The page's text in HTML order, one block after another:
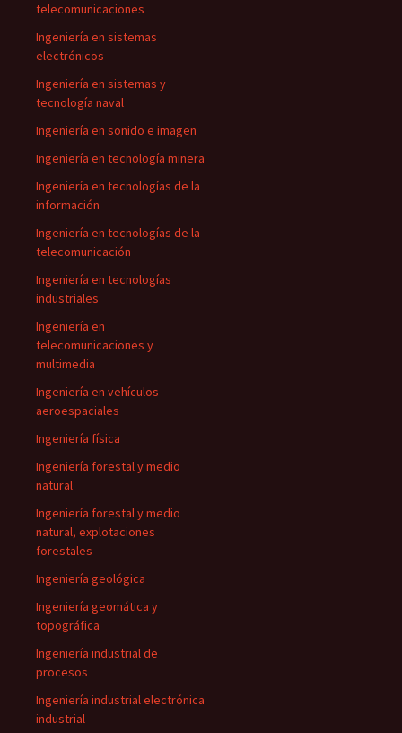
telecomunicaciones
Ingeniería en sistemas
electrónicos
Ingeniería en sistemas y
tecnología naval
Ingeniería en sonido e imagen
Ingeniería en tecnología minera
Ingeniería en tecnologías de la
información
Ingeniería en tecnologías de la
telecomunicación
Ingeniería en tecnologías
industriales
Ingeniería en
telecomunicaciones y
multimedia
Ingeniería en vehículos
aeroespaciales
Ingeniería física
Ingeniería forestal y medio
natural
Ingeniería forestal y medio
natural, explotaciones
forestales
Ingeniería geológica
Ingeniería geomática y
topográfica
Ingeniería industrial de
procesos
Ingeniería industrial electrónica
industrial